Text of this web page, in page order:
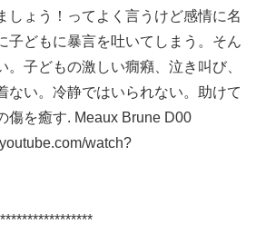
しょう！ってよく言うけど感情に名
子どもに暴言を吐いてしまう。そん
。子どもの激しい癇癪、泣き叫び、
ない。冷静ではいられない。助けて
傷を癒す. Meaux Brune D00
watch?